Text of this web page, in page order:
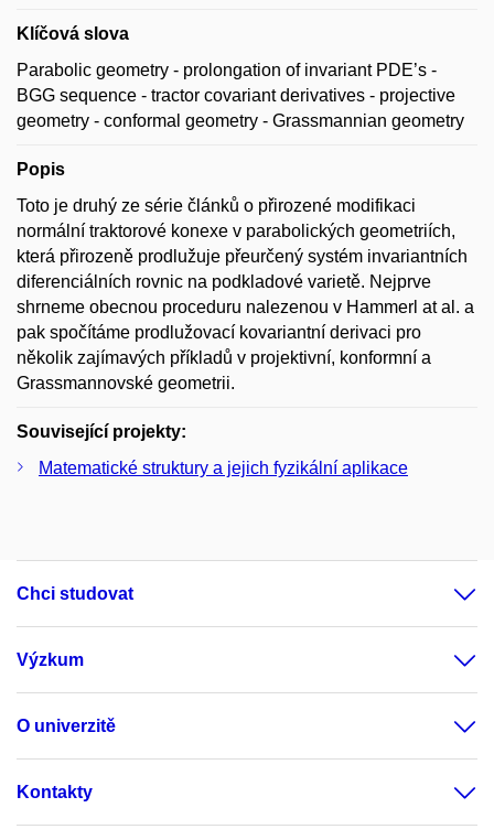
Klíčová slova
Parabolic geometry - prolongation of invariant PDE’s -
BGG sequence - tractor covariant derivatives - projective
geometry - conformal geometry - Grassmannian geometry
Popis
Toto je druhý ze série článků o přirozené modifikaci
normální traktorové konexe v parabolických geometriích,
která přirozeně prodlužuje přeurčený systém invariantních
diferenciálních rovnic na podkladové varietě. Nejprve
shrneme obecnou proceduru nalezenou v Hammerl at al. a
pak spočítáme prodlužovací kovariantní derivaci pro
několik zajímavých příkladů v projektivní, konformní a
Grassmannovské geometrii.
Související projekty:
Matematické struktury a jejich fyzikální aplikace
Chci studovat
Výzkum
O univerzitě
Kontakty